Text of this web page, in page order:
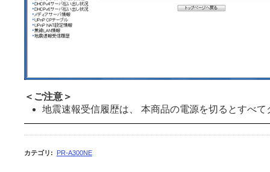
＜ご注意＞
地震速報受信履歴は、 本商品の電源を切るとすべて
カテゴリ : PR-A300NE